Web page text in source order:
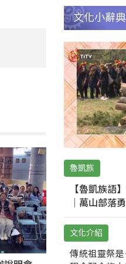
文化小辭典
魯凱族
【魯凱族語
｜萬山部落
文化介紹
傳統祖靈祭